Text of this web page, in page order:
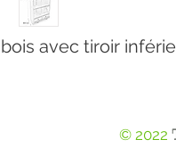
avec tiroir
© 2022